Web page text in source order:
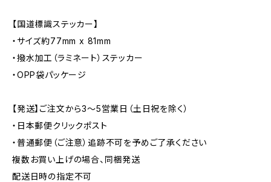
【国道標識ステッカー】
・サイズ約77mm x 81mm
・撥水加工（ラミネート）ステッカー
・OPP袋パッケージ
【発送】ご注文から3〜5営業日（土日祝を除く）
・日本郵便クリックポスト
・普通郵便（ご注意）追跡不可を予めご了承ください
複数お買い上げの場合、同梱発送
配送日時の指定不可